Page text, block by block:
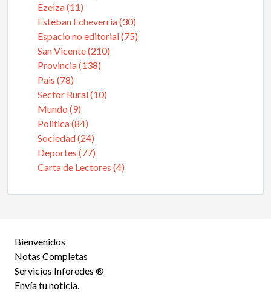
Ezeiza (11)
Esteban Echeverria (30)
Espacio no editorial (75)
San Vicente (210)
Provincia (138)
Pais (78)
Sector Rural (10)
Mundo (9)
Politica (84)
Sociedad (24)
Deportes (77)
Carta de Lectores (4)
Bienvenidos
Notas Completas
Servicios Inforedes ®
Envía tu noticia.